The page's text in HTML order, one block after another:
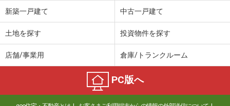
新築一戸建て 中古一戸建て
土地を探す 投資物件を探す
店舗/事業用 倉庫/トランクルーム
PC版へ